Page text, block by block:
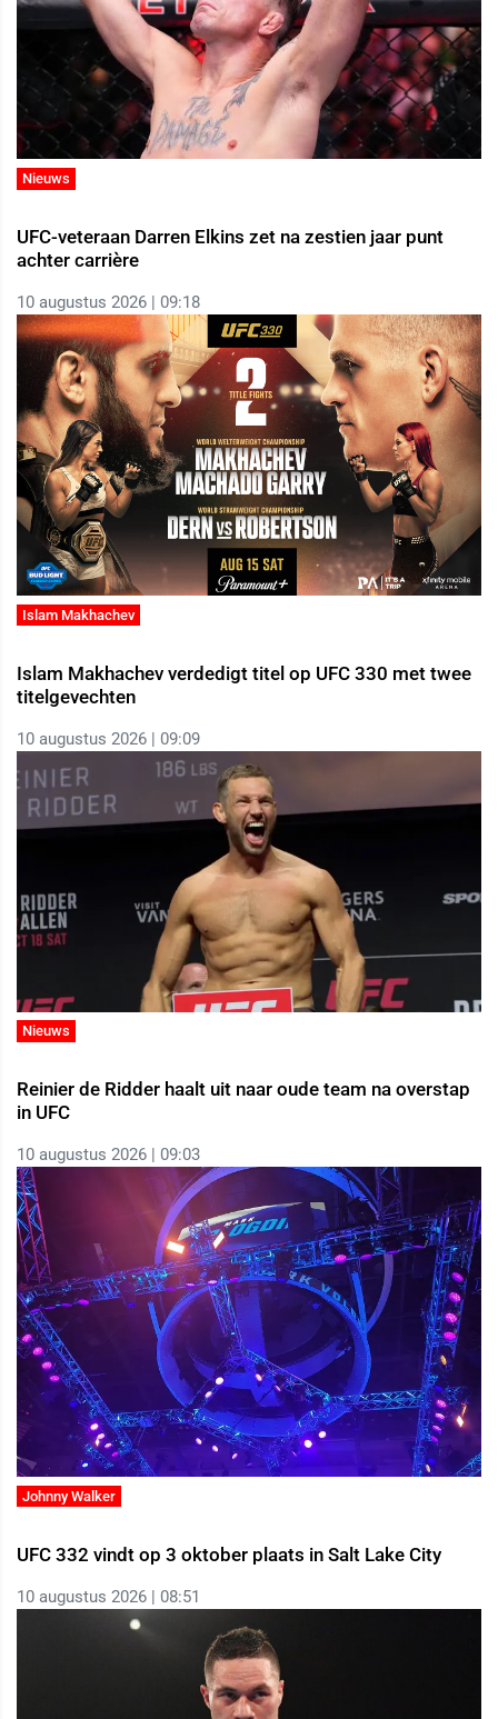
Nieuws
UFC-veteraan Darren Elkins zet na zestien jaar punt
achter carrière
10 augustus 2026 | 09:18
Islam Makhachev
Islam Makhachev verdedigt titel op UFC 330 met twee
titelgevechten
10 augustus 2026 | 09:09
Nieuws
Reinier de Ridder haalt uit naar oude team na overstap
in UFC
10 augustus 2026 | 09:03
Johnny Walker
UFC 332 vindt op 3 oktober plaats in Salt Lake City
10 augustus 2026 | 08:51